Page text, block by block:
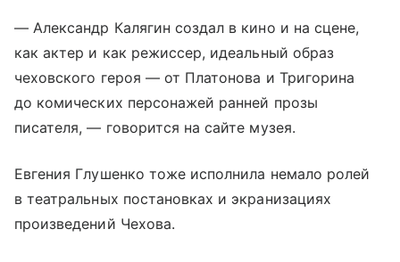
— Александр Калягин создал в кино и на сцене,
как актер и как режиссер, идеальный образ
чеховского героя — от Платонова и Тригорина
до комических персонажей ранней прозы
писателя, — говорится на сайте музея.
Евгения Глушенко тоже исполнила немало ролей
в театральных постановках и экранизациях
произведений Чехова.